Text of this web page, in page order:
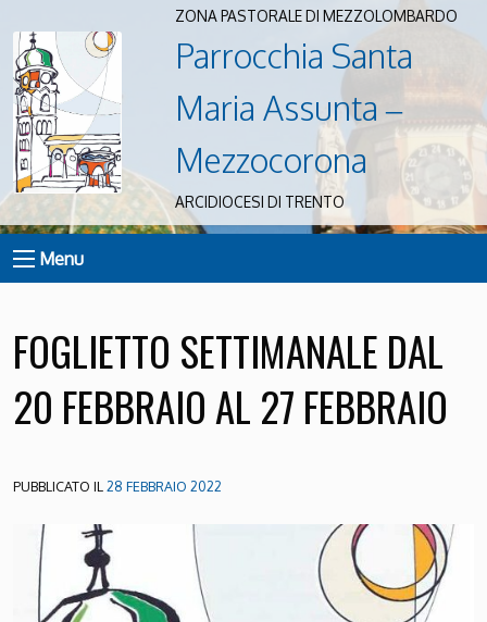
ZONA PASTORALE DI MEZZOLOMBARDO
Parrocchia Santa
Maria Assunta –
Mezzocorona
ARCIDIOCESI DI TRENTO
Menu
FOGLIETTO SETTIMANALE DAL
20 FEBBRAIO AL 27 FEBBRAIO
PUBBLICATO IL28 FEBBRAIO 2022